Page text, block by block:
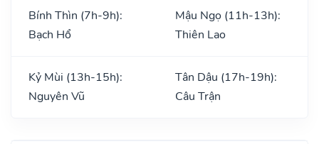
Bính Thìn (7h-9h):
Bạch Hổ
Mậu Ngọ (11h-13h):
Thiên Lao
Kỷ Mùi (13h-15h):
Nguyên Vũ
Tân Dậu (17h-19h):
Câu Trận